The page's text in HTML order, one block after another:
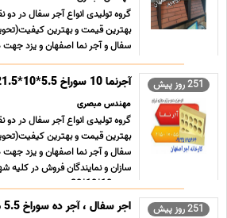
گروه تولیدی انواع آجر سفال در دو
بهترین قیمت و بهترین
سفال و آجر نما اصفهان و یزد جهت
نیمه 10*10*20 در هر متر مربع تعداد 25 قالب. تیغه ... ...
251 روز پیش آجرنما 10 سوراخ 5.5*10*21.5 //09135145464//
مهندس مبصری
گروه تولیدی انواع آجر سفال در دو
بهترین قیمت و بهترین
سفال و آجر نما اصفهان و یزد جهت
نیمه 10*10*20 در هر متر مربع تعداد 25 قالب. تیغه ... ...
251 روز پیش اجر سفال ، آجر ده سوراخ 5.5 ممتاز ، اجر اصفهان